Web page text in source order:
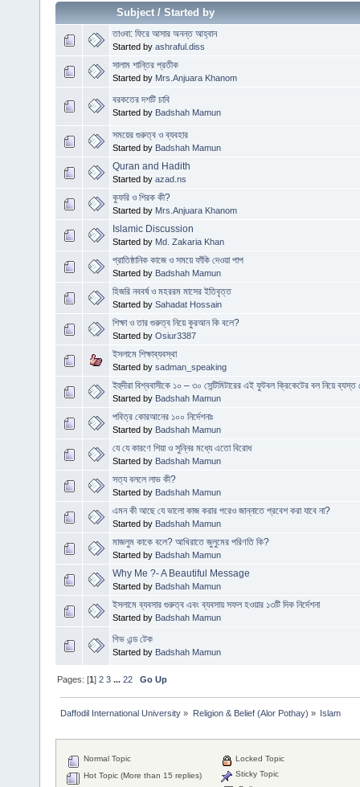
Subject/Started by
তাওবা: ফিরে আসার অনন্ত আহ্বান
Started by ashraful.diss
সালাম শান্তির প্রতীক
Started by Mrs.Anjuara Khanom
বরকতের দশটি চাবি
Started by Badshah Mamun
সময়ের গুরুত্ব ও ব্যবহার
Started by Badshah Mamun
Quran and Hadith
Started by azad.ns
কুফরি ও শিরক কী?
Started by Mrs.Anjuara Khanom
Islamic Discussion
Started by Md. Zakaria Khan
প্রাতিষ্ঠানিক কাজে ও সময়ে ফাঁকি দেওয়া পাপ
Started by Badshah Mamun
হিজরি নববর্ষ ও মহররম মাসের ইতিবৃত্ত
Started by Sahadat Hossain
শিক্ষা ও তার গুরুত্ব নিয়ে কুরআন কি বলে?
Started by Osiur3387
ইসলামে শিক্ষাব্যবস্থা
Started by sadman_speaking
ইহুদীরা বিশ্ববাসীকে ১০ – ৩০ সেন্টিমিটারের এই ফুটবল ক্রিকেটের বল নিয়ে ব্যস্ত
Started by Badshah Mamun
পবিত্র কোরআনের ১০০ নির্দেশনাঃ
Started by Badshah Mamun
যে যে কারণে শিয়া ও সুন্নির মধ্যে এতো বিরোধ
Started by Badshah Mamun
সত্য বললে লাভ কী?
Started by Badshah Mamun
এমন কী আছে যে ভালো কাজ করার পরেও জান্নাতে প্রবেশ করা যাবে না?
Started by Badshah Mamun
মাজলুম কাকে বলে? আখিরাতে জুলুমের পরিণতি কি?
Started by Badshah Mamun
Why Me ?- A Beautiful Message
Started by Badshah Mamun
ইসলামে ব্যবসার গুরুত্ব এবং ব্যবসায় সফল হওয়ার ১৩টি দিক নির্দেশনা
Started by Badshah Mamun
গিভ এন্ড টেক
Started by Badshah Mamun
Pages: [1]2 3 ...22 Go Up
Daffodil International University » Religion & Belief (Alor Pothay) » Islam
Normal Topic
Hot Topic (More than 15 replies)
Locked Topic
Sticky Topic